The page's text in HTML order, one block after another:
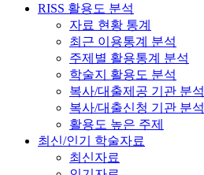
RISS 활용도 분석
자료 현황 통계
최근 이용통계 분석
주제별 활용통계 분석
학술지 활용도 분석
복사/대출제공 기관 분석
복사/대출신청 기관 분석
활용도 높은 주제
최신/인기 학술자료
최신자료